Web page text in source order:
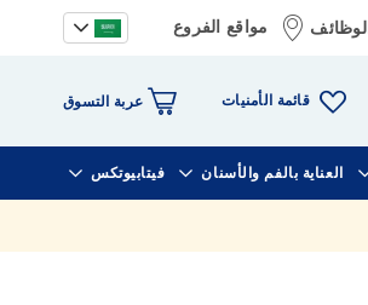
الوظائف مواقع الفروع
قائمة الأمنيات عربة التسوق
العناية بالفم والأسنان فيتابيوتكس